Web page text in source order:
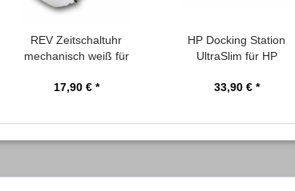
REV Zeitschaltuhr
mechanisch weiß für
17,90 € *
HP Docking Station
UltraSlim für HP
33,90 € *